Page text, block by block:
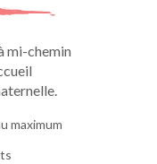
mi-chemin
maximum